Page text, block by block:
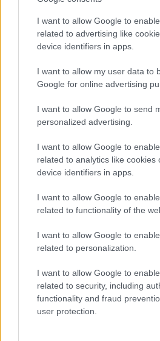
I want to allow Google to
related to advertising like
device identifiers in apps.
I want to allow my user data to
Google for online advertising
I want to allow Google to send
personalized advertising.
I want to allow Google to
related to analytics like cookies
device identifiers in apps.
I want to allow Google to
related to functionality of the
I want to allow Google to
related to personalization.
I want to allow Google to
related to security, including
functionality and fraud
user protection.
Ίσως να μην υπάρξει ποτέ
άλλωστε να συγκρίνεις τον
Τζόρνταν, τον Μάικλ Φελπς,
αθλημάτων;
Έχει καθόλου σημασία;
ξυπνήσουμε και ο Λιονέλ Μέσι